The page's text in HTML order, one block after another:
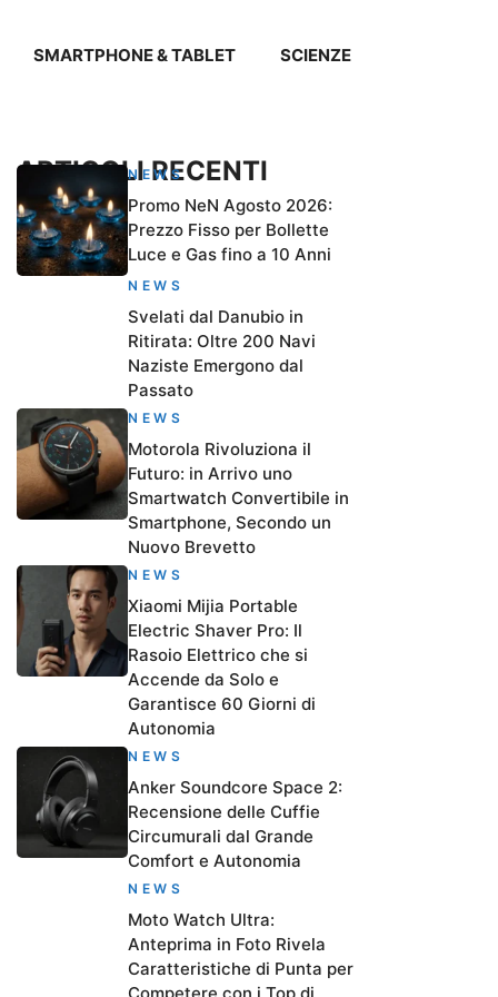
SMARTPHONE & TABLET SCIENZE
ARTICOLI RECENTI
NEWS
Promo NeN Agosto 2026:
Prezzo Fisso per Bollette
Luce e Gas fino a 10 Anni
NEWS
Svelati dal Danubio in
Ritirata: Oltre 200 Navi
Naziste Emergono dal
Passato
NEWS
Motorola Rivoluziona il
Futuro: in Arrivo uno
Smartwatch Convertibile in
Smartphone, Secondo un
Nuovo Brevetto
NEWS
Xiaomi Mijia Portable
Electric Shaver Pro: Il
Rasoio Elettrico che si
Accende da Solo e
Garantisce 60 Giorni di
Autonomia
NEWS
Anker Soundcore Space 2:
Recensione delle Cuffie
Circumurali dal Grande
Comfort e Autonomia
NEWS
Moto Watch Ultra:
Anteprima in Foto Rivela
Caratteristiche di Punta per